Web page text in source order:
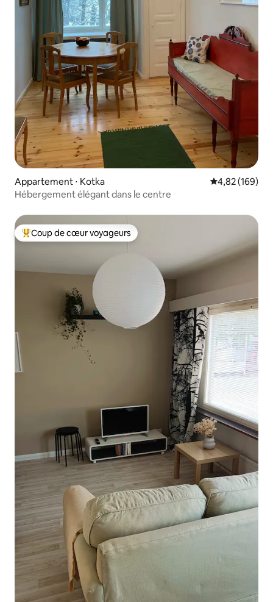
Appartement ⋅ Kotka Évaluation
4,82 (169)
Hébergement élégant dans le centre
Coups de cœur voyageurs les plus appréciés
Coup de cœur voyageurs